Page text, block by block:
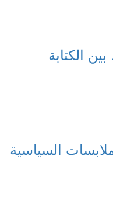
الكتابة
السياسية